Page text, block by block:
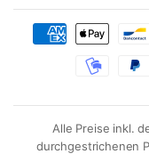
Alle Preise inkl.
durchgestrichenen